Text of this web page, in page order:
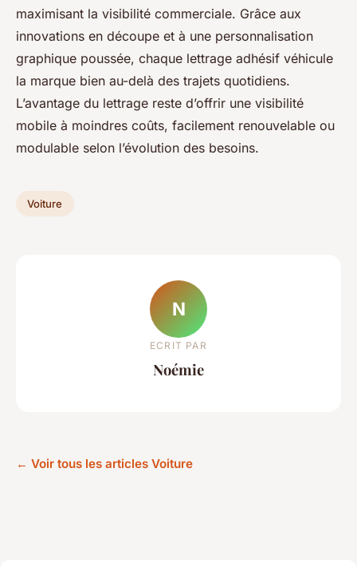
maximisant la visibilité commerciale. Grâce aux
innovations en découpe et à une personnalisation
graphique poussée, chaque lettrage adhésif véhicule
la marque bien au-delà des trajets quotidiens.
L’avantage du lettrage reste d’offrir une visibilité
mobile à moindres coûts, facilement renouvelable ou
modulable selon l’évolution des besoins.
Voiture
N
ECRIT PAR
Noémie
← Voir tous les articles Voiture